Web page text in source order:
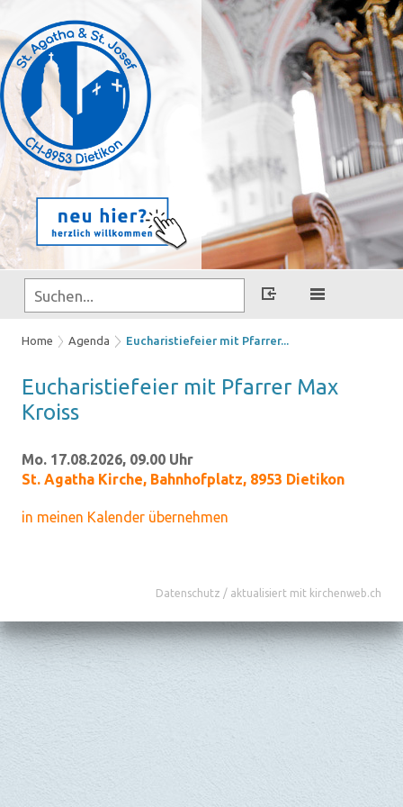
Home Agenda Eucharistiefeier mit Pfarrer...
Eu­cha­ris­tie­fei­er mit Pfar­rer Max
Kroiss
Mo. 17.08.2026, 09.00 Uhr
St. Agatha Kirche, Bahnhofplatz, 8953 Dietikon
in meinen Kalender übernehmen
Datenschutz / aktualisiert mit kirchenweb.ch